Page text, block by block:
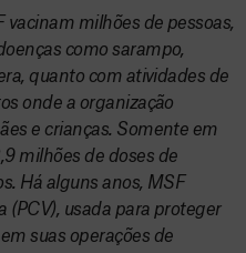
vacinam milhões de pessoas,
como sarampo,
quanto com atividades de
onde a organização
e crianças. Somente em
milhões de doses de
Há alguns anos, MSF
(PCV), usada para proteger
suas operações de